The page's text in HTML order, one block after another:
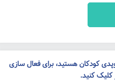
کودکان هستید، برای فعال سازی
کنید.